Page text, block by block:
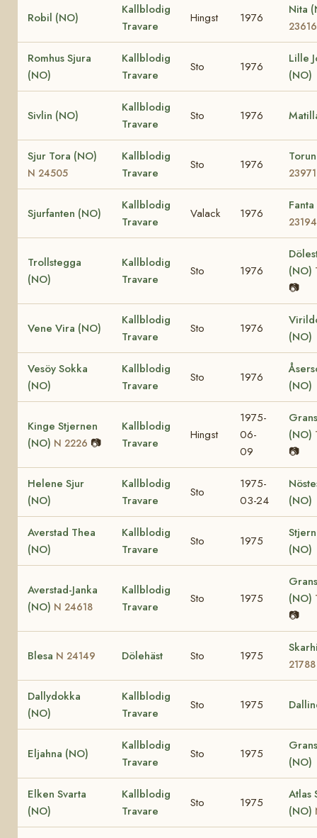
Robil (NO)
Kallblodig
Travare
Hingst 1976
Nita
23616
Romhus Sjura
(NO)
Kallblodig
Travare
Sto 1976
Lille
(NO)
Sivlin (NO)
Kallblodig
Travare
Sto 1976
Sjur Tora (NO)
N 24505
Kallblodig
Travare
Sto 1976
23971
Sjurfanten (NO)
Kallblodig
Travare
Valack 1976
23194
Trollstegga
(NO)
Kallblodig
Travare
Sto 1976
(NO)
📷
Vene Vira (NO)
Kallblodig
Travare
Sto 1976
(NO)
Vesöy Sokka
(NO)
Kallblodig
Travare
Sto 1976
(NO)
Kinge Stjernen
(NO) N 2226 📷
Kallblodig
Travare
Hingst
1975-
06-
09
(NO)
📷
Helene Sjur
(NO)
Kallblodig
Travare
Sto
1975-
03-24
(NO)
Averstad Thea
(NO)
Kallblodig
Travare
Sto 1975
(NO)
Averstad-Janka
(NO) N 24618
Kallblodig
Travare
Sto 1975
(NO)
📷
Blesa N 24149 Dölehäst Sto 1975
21788
Dallydokka
(NO)
Kallblodig
Travare
Sto 1975
Eljahna (NO)
Kallblodig
Travare
Sto 1975
(NO)
Elken Svarta
(NO)
Kallblodig
Travare
Sto 1975
Atlas
(NO)